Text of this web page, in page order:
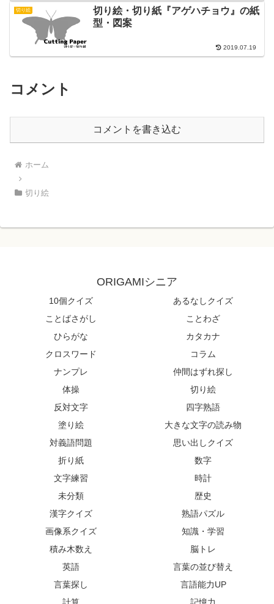
切り絵
切り絵・切り紙『アゲハチョウ』の紙
型・図案
2019.07.19
コメント
コメントを書き込む
ホーム
切り絵
ORIGAMIシニア
10個クイズ
あるなしクイズ
ことばさがし
ことわざ
ひらがな
カタカナ
クロスワード
コラム
ナンプレ
仲間はずれ探し
体操
切り絵
反対文字
四字熟語
塗り絵
大きな文字の読み物
対義語問題
思い出しクイズ
折り紙
数字
文字練習
時計
未分類
歴史
漢字クイズ
熟語パズル
画像系クイズ
知識・学習
積み木数え
脳トレ
英語
言葉の並び替え
言葉探し
言語能力UP
計算
記憶力